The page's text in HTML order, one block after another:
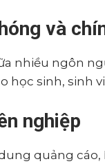
và
nhiều ngôn
học sinh, sinh
nghiệp
quảng